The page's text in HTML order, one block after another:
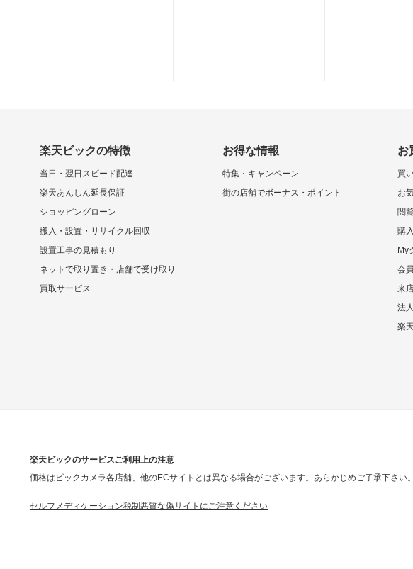
楽天ビックの特徴
当日・翌日スピード配達
楽天あんしん延長保証
ショッピングローン
搬入・設置・リサイクル回収
設置工事の見積もり
ネットで取り置き・店舗で受け取り
買取サービス
お得な情報
特集・キャンペーン
街の店舗でボーナス・ポイント
お
買
お
閲
購
My
会
来
法
楽
楽天ビックのサービスご利用上の注意
価格はビックカメラ各店舗、他のECサイトとは異なる場合がございます。あらかじめご了承下さい。
セルフメディケーション税制悪質な偽サイトにご注意ください